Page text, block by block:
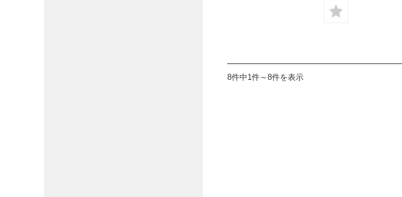
8件中1件～8件を表示